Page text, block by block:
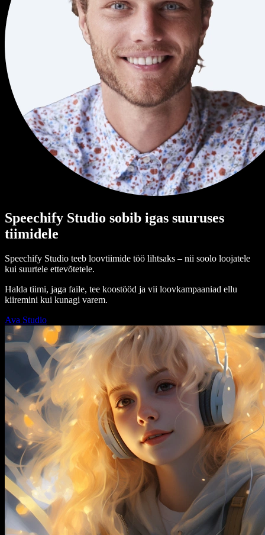
Speechify Studio sobib igas suuruses
tiimidele
Speechify Studio teeb loovtiimide töö lihtsaks – nii soolo loojatele
kui suurtele ettevõtetele.
Halda tiimi, jaga faile, tee koostööd ja vii loovkampaaniad ellu
kiiremini kui kunagi varem.
Ava Studio